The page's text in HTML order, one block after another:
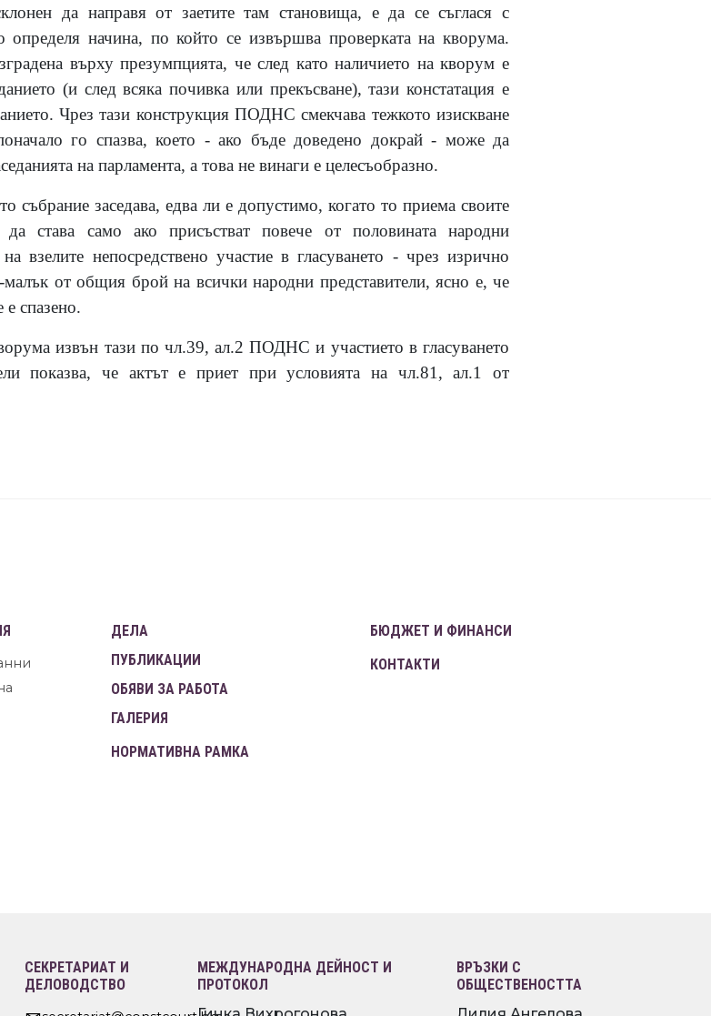
да направя от заетите там становища, е да се съглася с
начина, по който се извършва проверката на кворума.
върху презумпцията, че след като наличието на кворум е
(и след всяка почивка или прекъсване), тази констатация е
Чрез тази конструкция ПОДНС смекчава тежкото изискване
го спазва, което - ако бъде доведено докрай - може да
на парламента, а това не винаги е целесъобразно.
събрание заседава, едва ли е допустимо, когато то приема своите
става само ако присъстват повече от половината народни
взелите непосредствено участие в гласуването - чрез изрично
от общия брой на всички народни представители, ясно е, че
спазено.
извън тази по чл.39, ал.2 ПОДНС и участието в гласуването
показва, че актът е приет при условията на чл.81, ал.1 от
ДЕЛА
ПУБЛИКАЦИИ
ОБЯВИ ЗА РАБОТА
ГАЛЕРИЯ
НОРМАТИВНА РАМКА
БЮДЖЕТ И ФИНАНСИ
КОНТАКТИ
СЕКРЕТАРИАТ И
ДЕЛОВОДСТВО
МЕЖДУНАРОДНА ДЕЙНОСТ И
ПРОТОКОЛ
ВРЪЗКИ С
ОБЩЕСТВЕНОСТТА